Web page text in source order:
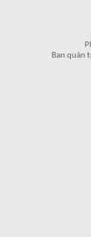
Ban quản